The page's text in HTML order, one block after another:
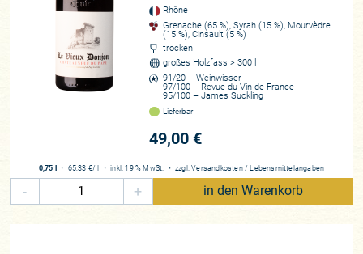
Rhône
Grenache (65 %), Syrah (15 %), Mourvèdre
(15 %), Cinsault (5 %)
trocken
großes Holzfass > 300 l
91/20 – Weinwisser
97/100 – Revue du Vin de France
95/100 – James Suckling
Lieferbar
49,00 €
0,75 l ・ 65,33 €/ l ・inkl. 19 % MwSt. ・ zzgl.Versandkosten / Lebensmittelangaben
- + in den Warenkorb